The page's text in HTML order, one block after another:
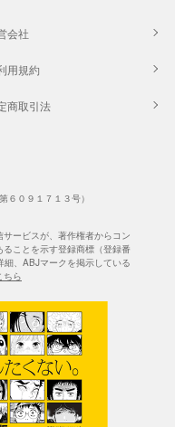
会社
用規約
商取引法
ービスが、著作権者からコン
ことを示す登録商標（登録番
、ABJマークを掲示している
ちら